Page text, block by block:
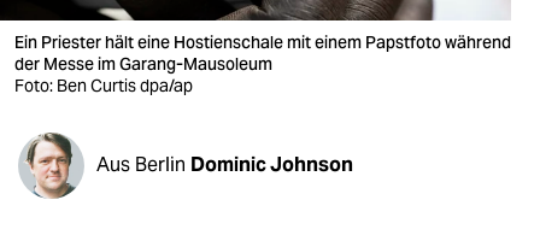
verlag
verlag
shop
fragen & hilfe
Ein Priester hält eine Hostienschale mit einem Papstfoto während
der Messe im Garang-Mausoleum
Foto: Ben Curtis dpa/ap
Aus Berlin Dominic Johnson